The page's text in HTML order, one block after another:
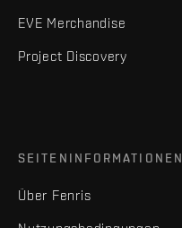
EVE Merchandise
Project Discovery
SEITENINFORMATIONEN
Über Fenris